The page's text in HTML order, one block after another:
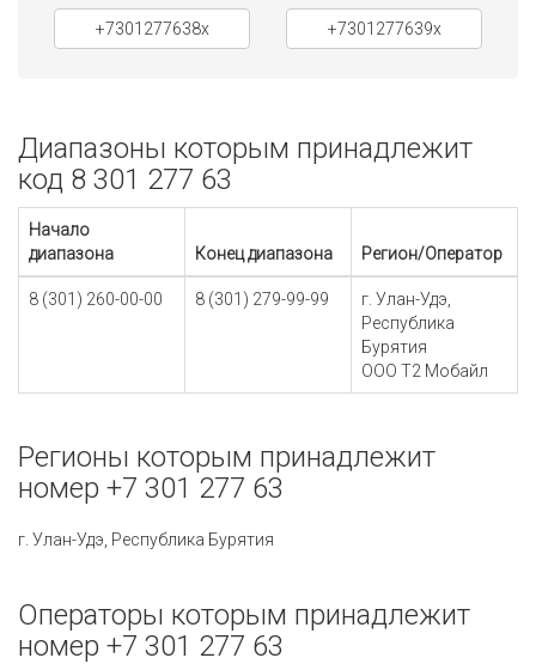
+7301277638x +7301277639x
Диапазоны которым принадлежит
код 8 301 277 63
Начало
диапазона
Конец диапазона Регион/Оператор
8 (301) 260-00-00 8 (301) 279-99-99
г. Улан-Удэ,
Республика
Бурятия
ООО Т2 Мобайл
Регионы которым принадлежит
номер +7 301 277 63
г. Улан-Удэ, Республика Бурятия
Операторы которым принадлежит
номер +7 301 277 63